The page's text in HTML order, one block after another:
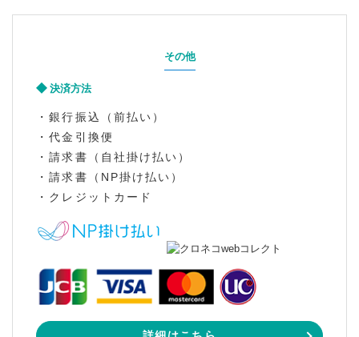
その他
決済方法
・銀行振込（前払い）
・代金引換便
・請求書（自社掛け払い）
・請求書（NP掛け払い）
・クレジットカード